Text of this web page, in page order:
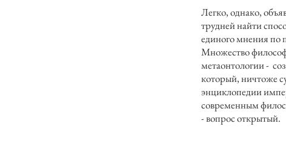
Легко, однако,
трудней найти
единого мнения по
Множество
метаонтологии -
который, ничтоже
энциклопедии
современным
- вопрос открытый.